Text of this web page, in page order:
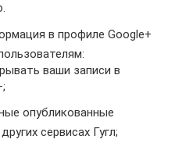
в профиле Google+
ваши записи в
опубликованные
сервисах Гугл;